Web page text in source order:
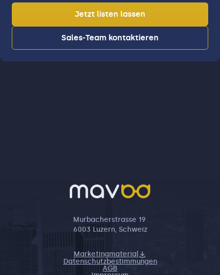
Jetzt listen lassen
Sales-Team kontaktieren
Murbacherstrasse 19
6003 Luzern, Schweiz
Marketingmaterial
Datenschutzbestimmungen
AGB